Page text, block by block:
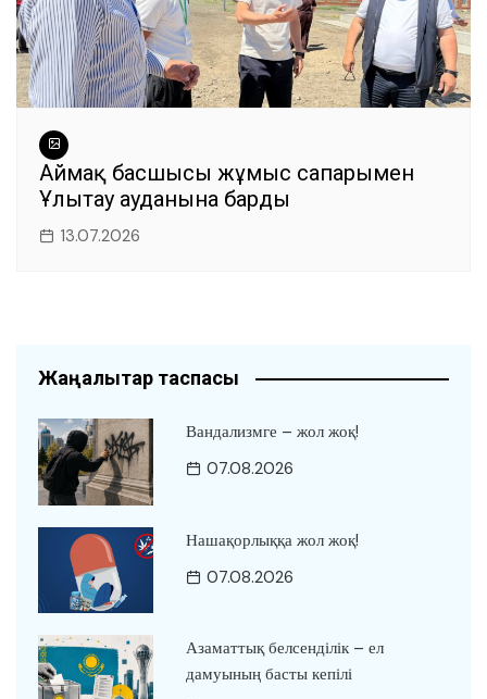
Аймақ басшысы жұмыс сапарымен
Ұлытау ауданына барды
13.07.2026
Жаңалықтар таспасы
Вандализмге – жол жоқ!
07.08.2026
Нашақорлыққа жол жоқ!
07.08.2026
Азаматтық белсенділік – ел
дамуының басты кепілі